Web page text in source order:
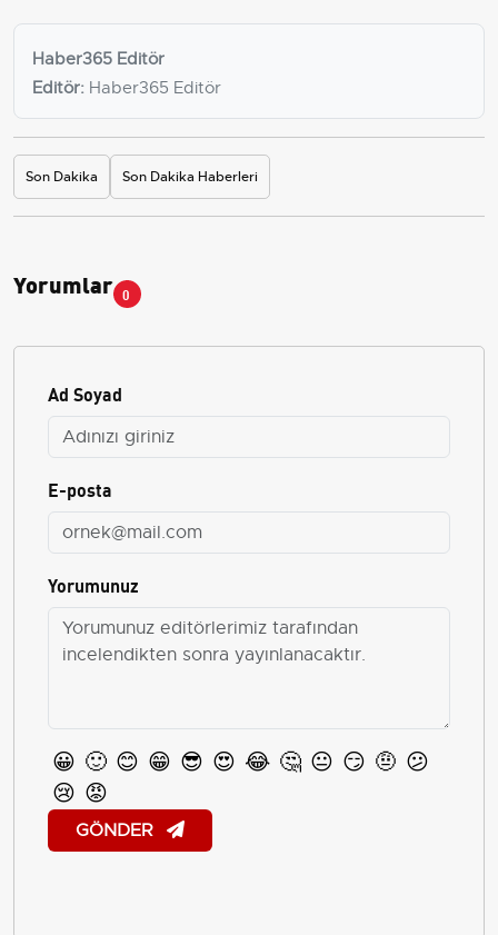
Haber365 Editör
Editör: Haber365 Editör
Son Dakika Son Dakika Haberleri
Yorumlar 0
Ad Soyad
E-posta
Yorumunuz
😀 🙂 😊 😁 😎 😍 😂 🤔 😐 😏 🤨 😕
😢 😡
GÖNDER